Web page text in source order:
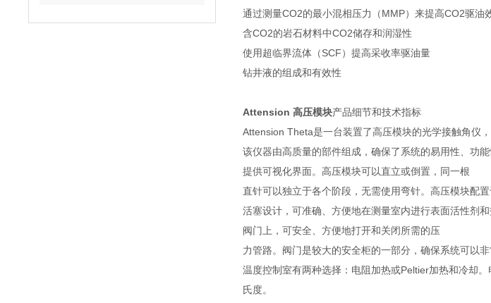
通过测量CO2的最小混相压力（MMP）来提高CO2驱油
含CO2的岩石材料中CO2储存和润湿性
使用超临界流体（SCF）提高采收率驱油量
钻井液的组成和有效性
Attension 高压模块产品细节和技术指标
Attension Theta是一台装置了高压模块的光学接触角仪，
该仪器由高质量的部件组成，确保了系统的易用性、功
提供可视化界面。高压模块可以直立或倒置，同一根
直针可以独立于各个阶段，无需使用弯针。高压模块配
活塞设计，可准确、方便地在测量室内进行表面活性剂
阀门上，可安全、方便地打开和关闭所需的压
力管路。阀门是较大的安全柜的一部分，确保系统可以非
温度控制室有两种选择：电阻加热或Peltier加热和冷却
氏度。